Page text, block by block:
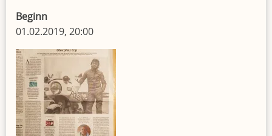
Beginn
01.02.2019, 20:00